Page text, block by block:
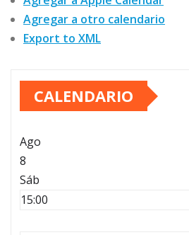
Agregar a otro calendario
Export to XML
CALENDARIO
Ago
8
Sáb
15:00